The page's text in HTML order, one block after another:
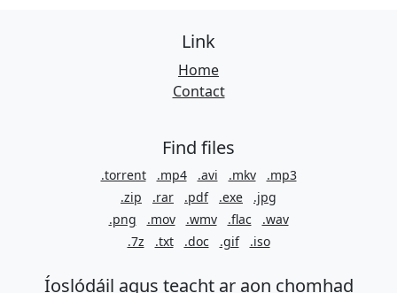
Link
Home
Contact
Find files
.torrent .mp4 .avi .mkv
.mp3
.zip
.rar .pdf .exe
.jpg
.png
.mov .wmv .flac
.wav
.7z
.txt .doc .gif .iso
Íoslódáil agus teacht ar aon chomhad